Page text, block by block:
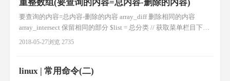
重整数组(要查询的内容=总内容-删除的内容)
要查询的内容=总内容-删除的内容 array_diff 删除相同的内容
array_intersect 保留相同的部分 $list = 总分类 // 获取菜单栏目下的
所有分类 $arr = []; $del_list = 要删除的分类 //获取分类数据树结构
2018-05-27浏览 2735
linux | 常用命令(二)